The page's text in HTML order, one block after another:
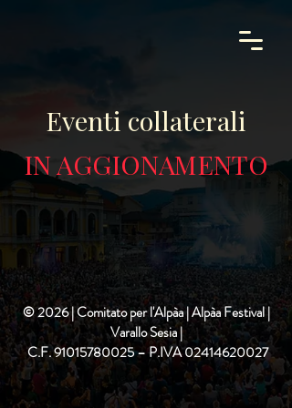
Eventi collaterali
IN AGGIONAMENTO
© 2026 | Comitato per l'Alpàa | Alpàa Festival |
Varallo Sesia |
C.F.91015780025– P.IVA02414620027